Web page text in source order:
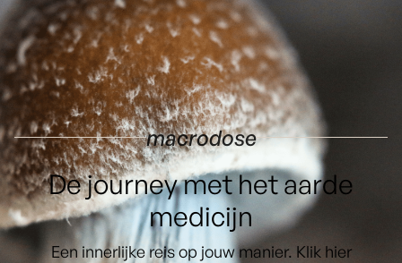
macrodose
De journey met het aarde
medicijn
Een innerlijke reis op jouw manier. Klik hier